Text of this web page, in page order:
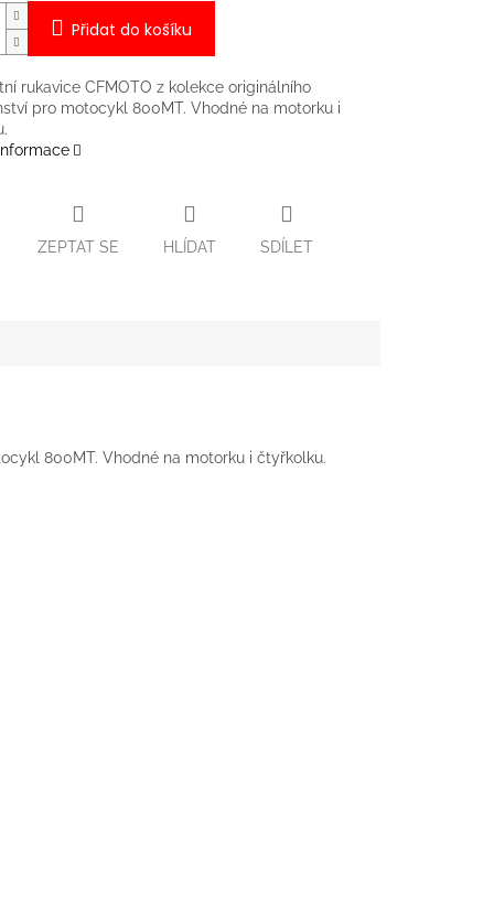
Přidat do košíku
rukavice CFMOTO z kolekce originálního
pro motocykl 800MT. Vhodné na motorku i
ZEPTAT SE HLÍDAT SDÍLET
800MT. Vhodné na motorku i čtyřkolku.